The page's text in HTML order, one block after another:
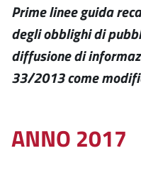
Prime linee guida
degli obblighi di
diffusione di
33/2013 come
ANNO 2017